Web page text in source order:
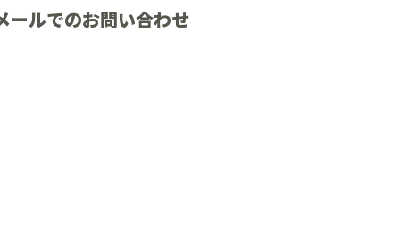
ールでのお問い合わせ